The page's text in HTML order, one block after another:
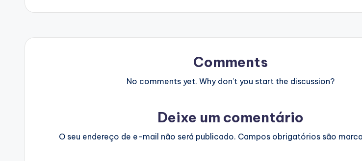
Comments
No comments yet. Why don’t you start the discussion?
Deixe um comentário
O seu endereço de e-mail não será publicado. Campos obrigatórios são